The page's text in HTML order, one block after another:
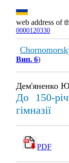
web address of
0000120330
Вип. 6)
Дем'яненко
До 150-
гімназії
PDF